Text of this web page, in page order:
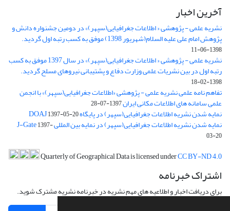
آخرین اخبار
نشریه علمی - پژوهشی « اطلاعات جغرافیایی(سپهر)» در دومین جشنواره دانش و
پژوهش امام علی علیه السلام(شهریور 1398) موفق به کسب رتبه اول گردید.
1398-06-11
نشریه علمی - پژوهشی « اطلاعات جغرافیایی(سپهر)» در سال 1397 موفق به کسب
رتبه اول در بین نشریات علمی وزارت دفاع و پشتیبانی نیروهای مسلح گردید.
1398-02-18
تفاهم نامه علمی نشریه علمی - پژوهشی «اطلاعات جغرافیایی(سپهر)» با انجمن
علمی سامانه های اطلاعات مکانی ایران1397-07-28
نمایه شدن نشریه اطلاعات جغرافیایی(سپهر) در پایگاه DOAJ1397-05-20
نمایه شدن نشریه اطلاعات جغرافیایی(سپهر) در نمایه بین المللی J-Gate1397-
03-20
Quarterly of Geographical Data is licensed underCC BY-ND 4.0
اشتراک خبرنامه
برای دریافت اخبار و اطلاعیه های مهم نشریه در خبرنامه نشریه مشترک شوید.